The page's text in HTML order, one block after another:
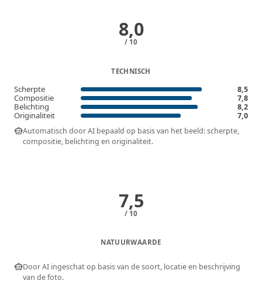
8,0
/ 10
TECHNISCH
Scherpte 8,5
Compositie 7,8
Belichting 8,2
Originaliteit 7,0
smart_toyAutomatisch door AI bepaald op basis van het beeld: scherpte,
compositie, belichting en originaliteit.
7,5
/ 10
NATUURWAARDE
smart_toyDoor AI ingeschat op basis van de soort, locatie en beschrijving
van de foto.